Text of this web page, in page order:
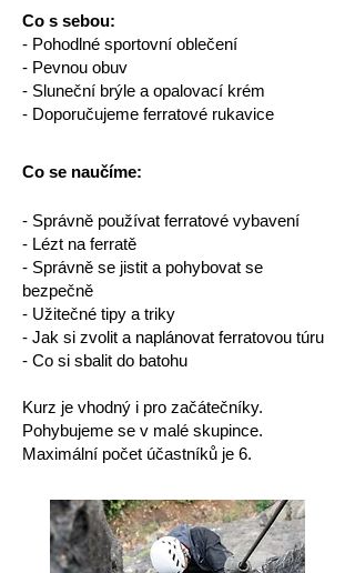
Co s sebou:
- Pohodlné sportovní oblečení
- Pevnou obuv
- Sluneční brýle a opalovací krém
- Doporučujeme ferratové rukavice
Co se naučíme:
- Správně používat ferratové vybavení
- Lézt na ferratě
- Správně se jistit a pohybovat se
bezpečně
- Užitečné tipy a triky
- Jak si zvolit a naplánovat ferratovou túru
- Co si sbalit do batohu
Kurz je vhodný i pro začátečníky.
Pohybujeme se v malé skupince.
Maximální počet účastníků je 6.